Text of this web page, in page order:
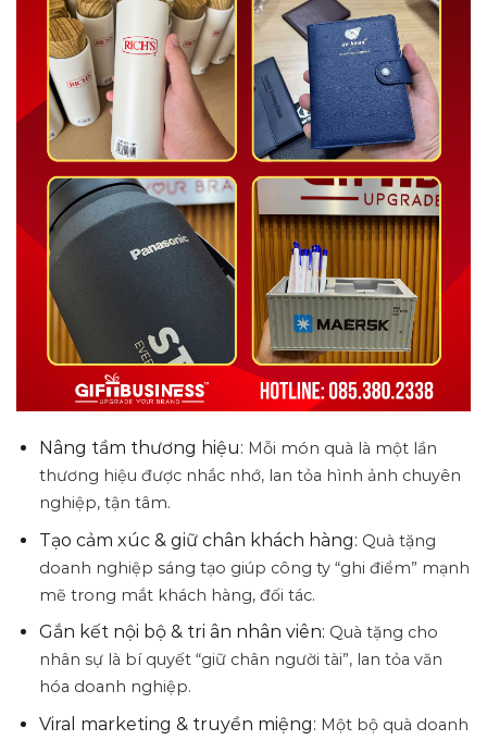
Nâng tầm thương hiệu: Mỗi món quà là một lần
thương hiệu được nhắc nhớ, lan tỏa hình ảnh chuyên
nghiệp, tận tâm.
Tạo cảm xúc & giữ chân khách hàng: Quà tặng
doanh nghiệp sáng tạo giúp công ty “ghi điểm” mạnh
mẽ trong mắt khách hàng, đối tác.
Gắn kết nội bộ & tri ân nhân viên: Quà tặng cho
nhân sự là bí quyết “giữ chân người tài”, lan tỏa văn
hóa doanh nghiệp.
Viral marketing & truyền miệng: Một bộ quà doanh